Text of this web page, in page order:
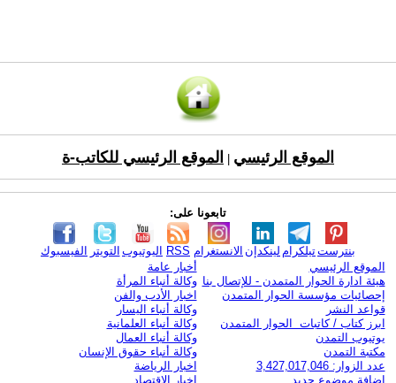
الموقع الرئيسي الموقع الرئيسي للكاتب-ة
تابعونا على:
الفيسبوك التويتر اليوتيوب RSS الانستغرام لينكدإن تيلكرامبنترست
الموقع الرئيسي
هيئة ادارة الحوار المتمدن - للإتصال بنا
إحصائيات مؤسسة الحوار المتمدن
قواعد النشر
ابرز كتاب / كاتبات الحوار المتمدن
يوتيوب التمدن
مكتبة التمدن
عدد الزوار: 3,427,017,046
اضافة موضوع جديد
أخبار عامة
وكالة أنباء المرأة
اخبار الأدب والفن
وكالة أنباء اليسار
وكالة أنباء العلمانية
وكالة أنباء العمال
وكالة أنباء حقوق الإنسان
اخبار الرياضة
اخبار الاقتصاد